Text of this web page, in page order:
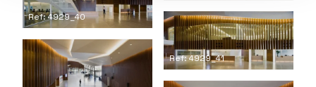
Ref: 4929_40
Ref: 4929_41